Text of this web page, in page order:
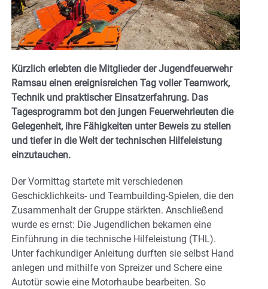
Kürzlich erlebten die Mitglieder der Jugendfeuerwehr
Ramsau einen ereignisreichen Tag voller Teamwork,
Technik und praktischer Einsatzerfahrung. Das
Tagesprogramm bot den jungen Feuerwehrleuten die
Gelegenheit, ihre Fähigkeiten unter Beweis zu stellen
und tiefer in die Welt der technischen Hilfeleistung
einzutauchen.
Der Vormittag startete mit verschiedenen
Geschicklichkeits- und Teambuilding-Spielen, die den
Zusammenhalt der Gruppe stärkten. Anschließend
wurde es ernst: Die Jugendlichen bekamen eine
Einführung in die technische Hilfeleistung (THL).
Unter fachkundiger Anleitung durften sie selbst Hand
anlegen und mithilfe von Spreizer und Schere eine
Autotür sowie eine Motorhaube bearbeiten. So